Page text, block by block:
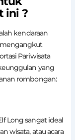
ini ?
kendaraan
Pariwisata
yang
rombongan:
Long sangat ideal
wisata, atau acara